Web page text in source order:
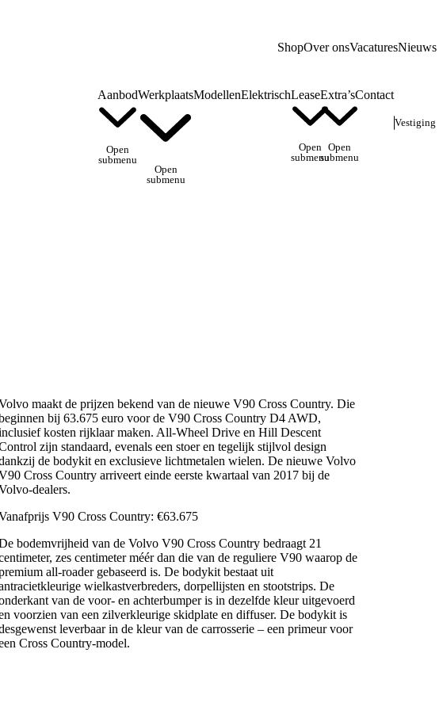
ShopOver onsVacaturesNieuws
Aanbod
Open
submenu
Werkplaats
Open
submenu
ModellenElektrischLease
Open
submenu
Extra’s
Open
submenu
Contact
Vestiging
maakt de prijzen bekend van de nieuwe V90 Cross Country. Die
bij 63.675 euro voor de V90 Cross Country D4 AWD,
kosten rijklaar maken. All-Wheel Drive en Hill Descent
zijn standaard, evenals een stoer en tegelijk stijlvol design
de bodykit en exclusieve lichtmetalen wielen. De nieuwe Volvo
Cross Country arriveert einde eerste kwartaal van 2017 bij de
dealers.
V90 Cross Country: €63.675
bodemvrijheid van de Volvo V90 Cross Country bedraagt 21
zes centimeter méér dan die van de reguliere V90 waarop de
all-roader gebaseerd is. De bodykit bestaat uit
wielkastverbreders, dorpellijsten en stootstrips. De
van de voor- en achterbumper is in dezelfde kleur uitgevoerd
voorzien van een zilverkleurige skidplate en diffuser. De bodykit is
leverbaar in de kleur van de carrosserie – een primeur voor
Cross Country-model.